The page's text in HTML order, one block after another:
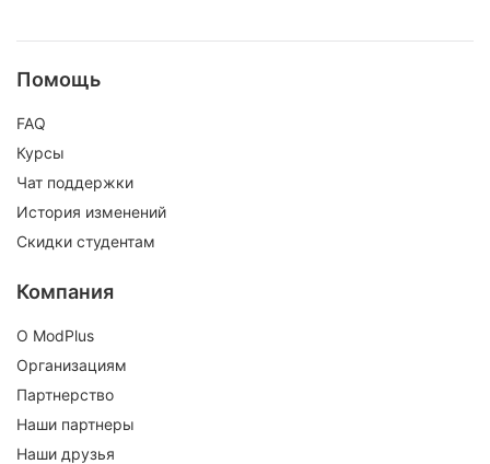
Помощь
FAQ
Курсы
Чат поддержки
История изменений
Скидки студентам
Компания
О ModPlus
Организациям
Партнерство
Наши партнеры
Наши друзья